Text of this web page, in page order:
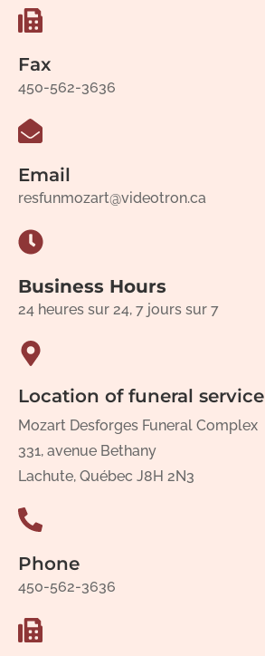
Fax
450-562-3636
Email
resfunmozart@videotron.ca
Business Hours
24 heures sur 24, 7 jours sur 7
Location of funeral service
Mozart Desforges Funeral Complex
331, avenue Bethany
Lachute, Québec J8H 2N3
Phone
450-562-3636